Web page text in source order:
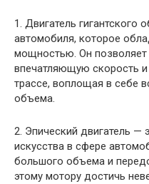
1. Двигатель гигантского
автомобиля, которое
мощностью. Он
впечатляющую скорость и
трассе, воплощая в себе
объема.
2. Эпический двигатель —
искусства в сфере
большого объема и
этому мотору достичь